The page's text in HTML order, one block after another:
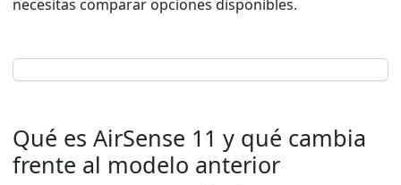
necesitas comparar opciones disponibles.
Qué es AirSense 11 y qué cambia
frente al modelo anterior